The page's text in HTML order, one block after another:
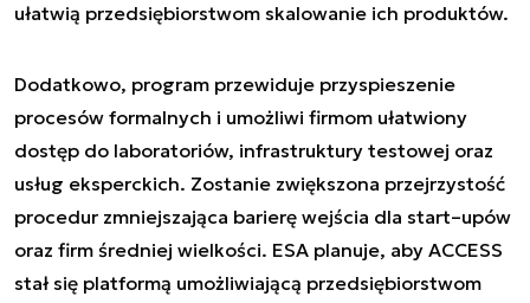
ułatwią przedsiębiorstwom skalowanie ich produktów.
Dodatkowo, program przewiduje przyspieszenie
procesów formalnych i umożliwi firmom ułatwiony
dostęp do laboratoriów, infrastruktury testowej oraz
usług eksperckich. Zostanie zwiększona przejrzystość
procedur zmniejszająca barierę wejścia dla start–upów
oraz firm średniej wielkości. ESA planuje, aby ACCESS
stał się platformą umożliwiającą przedsiębiorstwom